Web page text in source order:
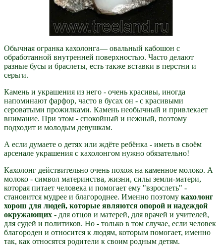
Обычная огранка кахолонга— овальный кабошон с
обработанной внутренней поверхностью. Часто делают
разные бусы и браслеты, есть также вставки в перстни и
серьги.
Камень и украшения из него - очень красивы, иногда
напоминают фарфор, часто в бусах он - с красивыми
сероватыми прожилками. Камень необычный и привлекает
внимание. При этом - спокойный и нежный, поэтому
подходит и молодым девушкам.
А если думаете о детях или ждёте ребёнка - иметь в своём
арсенале украшения с кахолонгом нужно обязательно!
Кахолонг действительно очень похож на каменное молоко. А
молоко - символ материнства, жизни, силы земли-матери,
которая питает человека и помогает ему "взрослеть" -
становится мудрее и благороднее. Именно поэтому кахолонг
хорош для людей, которые являются опорой и надеждой
окружающих - для отцов и матерей, для врачей и учителей,
для судей и политиков. Но - только в том случае, если человек
благороден и относится к людям, которым помогает, именно
так, как относятся родители к своим родным детям.